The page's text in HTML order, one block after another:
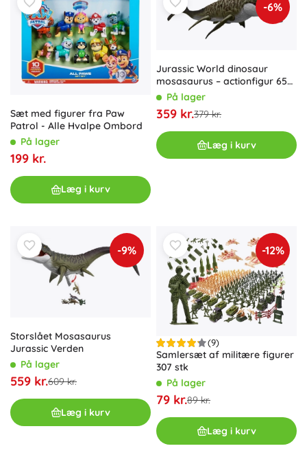
Sæt med figurer fra Paw
Patrol - Alle Hvalpe Ombord
På lager
199 kr.
Læg i kurv
-6%
Jurassic World dinosaur
mosasaurus – actionfigur 65
cm med bid- og
affyringsfunktion
På lager
359 kr.379 kr.
Læg i kurv
-9%
Storslået Mosasaurus
Jurassic Verden
På lager
559 kr.609 kr.
Læg i kurv
-12%
(9)
Samlersæt af militære figurer
307 stk
På lager
79 kr.89 kr.
Læg i kurv